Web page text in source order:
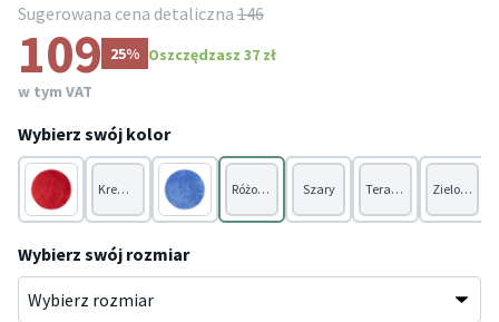
Sugerowana cena detaliczna 146
109 25% Oszczędzasz 37 zł
w tym VAT
Wybierz swój kolor
Czerwony
Kremowy
Niebieski
Różowy Szary Terakota Zielony
Wybierz swój rozmiar